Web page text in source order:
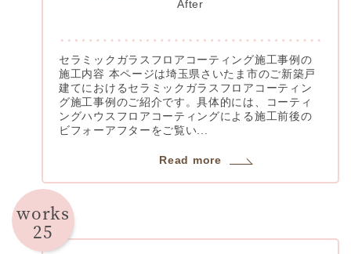
After
セラミックガラスフロアコーティング施工事例の
施工内容 本ページは埼玉県さいたま市のご新築戸
建てにおけるセラミックガラスフロアコーティン
グ施工事例のご紹介です。具体的には、コーティ
ングハウスフロアコーティングによる施工前後の
ビフォーアフターをご覧い...
Read more
works
25